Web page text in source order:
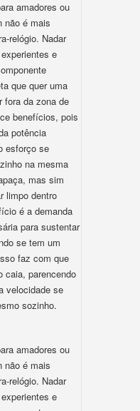
amadores ou
não é mais
relógio. Nadar
e
que quer uma
fora da zona de
benefícios, pois
potência
esforço se
na mesma
mas sim
limpo dentro
é a demanda
para sustentar
se tem um
faz com que
caia, parencendo
velocidade se
sozinho.
amadores ou
não é mais
relógio. Nadar
e